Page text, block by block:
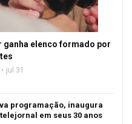
ganha elenco formado por
jul 31
programação, inaugura
em seus 30 anos